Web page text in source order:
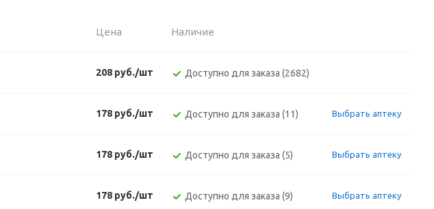
Цена Наличие
208 руб./шт Доступно для заказа (2682)
178 руб./шт Доступно для заказа (11) Выбрать аптеку
178 руб./шт Доступно для заказа (5) Выбрать аптеку
178 руб./шт Доступно для заказа (9) Выбрать аптеку